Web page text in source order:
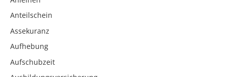
Anteilschein
Assekuranz
Aufhebung
Aufschubzeit